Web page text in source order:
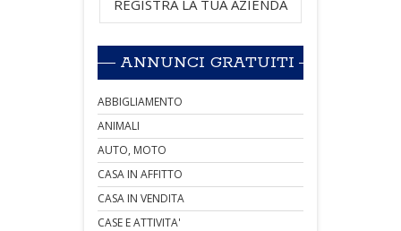
REGISTRA LA TUA AZIENDA
ANNUNCI GRATUITI
ABBIGLIAMENTO
ANIMALI
AUTO, MOTO
CASA IN AFFITTO
CASA IN VENDITA
CASE E ATTIVITA'